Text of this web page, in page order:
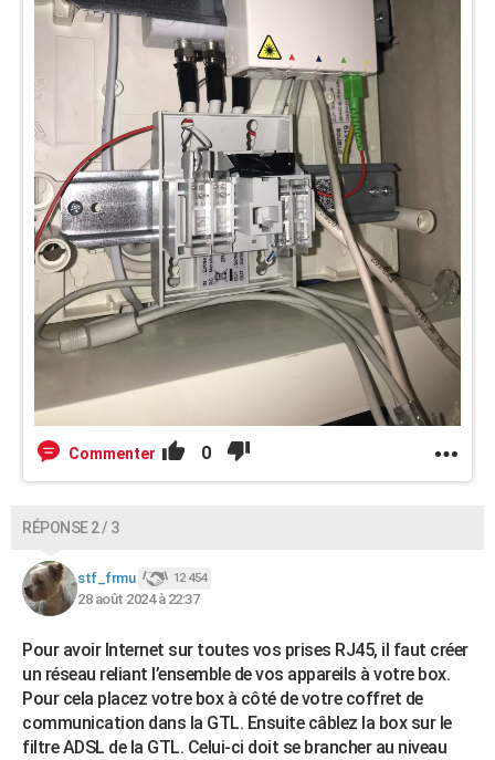
Commenter 0
RÉPONSE 2 / 3
stf_frmu 12 454
28 août 2024 à 22:37
Pour avoir Internet sur toutes vos prises RJ45, il faut créer
un réseau reliant l’ensemble de vos appareils à votre box.
Pour cela placez votre box à côté de votre coffret de
communication dans la GTL. Ensuite câblez la box sur le
filtre ADSL de la GTL. Celui-ci doit se brancher au niveau